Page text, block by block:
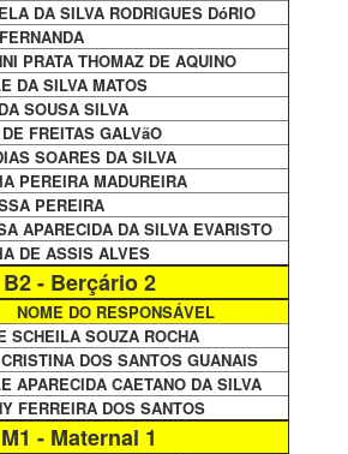
DA SILVA RODRIGUES DóRIO
PRATA THOMAZ DE AQUINO
DA SILVA MATOS
SOUSA SILVA
FREITAS GALVãO
SOARES DA SILVA
PEREIRA MADUREIRA
PEREIRA
APARECIDA DA SILVA EVARISTO
DE ASSIS ALVES
B2 - Berçário 2
NOME DO RESPONSÁVEL
SCHEILA SOUZA ROCHA
DOS SANTOS GUANAIS
APARECIDA CAETANO DA SILVA
FERREIRA DOS SANTOS
M1 - Maternal 1